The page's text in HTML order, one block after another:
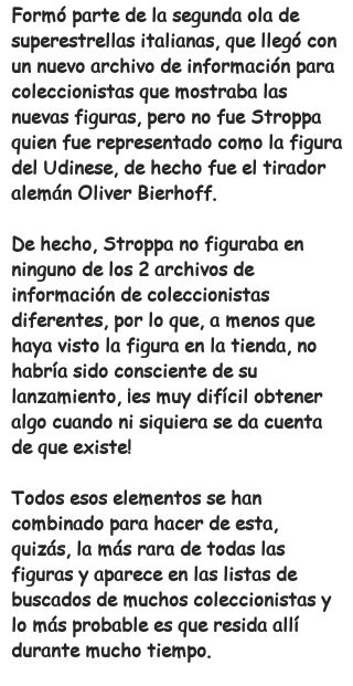
Formó parte de la segunda ola de
superestrellas italianas, que llegó con
un nuevo archivo de información para
coleccionistas que mostraba las
nuevas figuras, pero no fue Stroppa
quien fue representado como la figura
del Udinese, de hecho fue el tirador
alemán Oliver Bierhoff.
De hecho, Stroppa no figuraba en
ninguno de los 2 archivos de
información de coleccionistas
diferentes, por lo que, a menos que
haya visto la figura en la tienda, no
habría sido consciente de su
lanzamiento, ¡es muy difícil obtener
algo cuando ni siquiera se da cuenta
de que existe!
Todos esos elementos se han
combinado para hacer de esta,
quizás, la más rara de todas las
figuras y aparece en las listas de
buscados de muchos coleccionistas y
lo más probable es que resida allí
durante mucho tiempo.